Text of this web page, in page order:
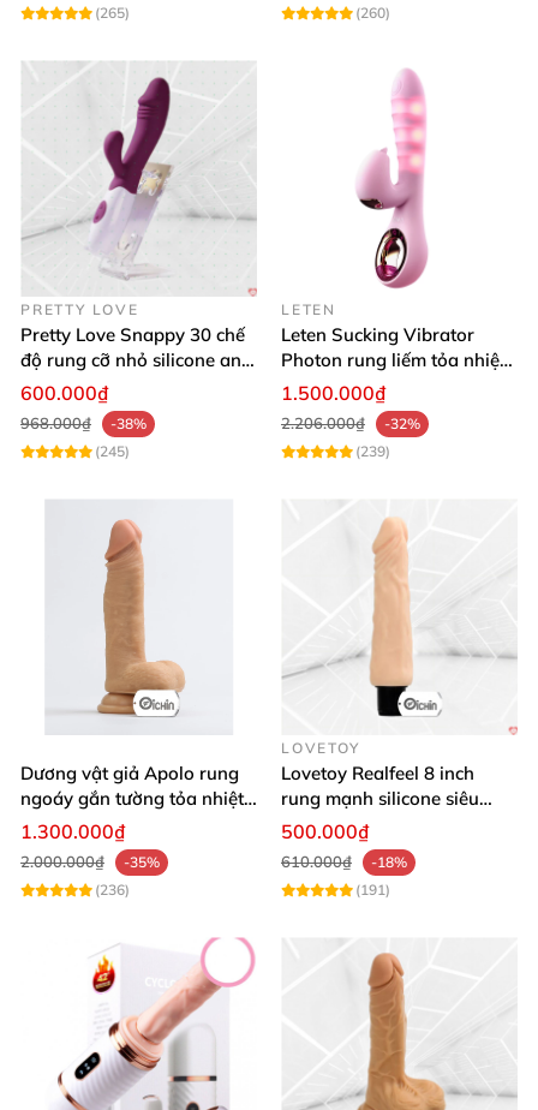
(265)
(260)
PRETTY LOVE
Pretty Love Snappy 30 chế
độ rung cỡ nhỏ silicone an
toàn pin AAA dễ dùng
600.000₫
968.000₫
-38%
(245)
LETEN
Leten Sucking Vibrator
Photon rung liếm tỏa nhiệt
pin sạc cao cấp
1.500.000₫
2.206.000₫
-32%
(239)
Dương vật giả Apolo rung
ngoáy gắn tường tỏa nhiệt
đa chế độ
1.300.000₫
2.000.000₫
-35%
(236)
LOVETOY
Lovetoy Realfeel 8 inch
rung mạnh silicone siêu
mềm
500.000₫
610.000₫
-18%
(191)